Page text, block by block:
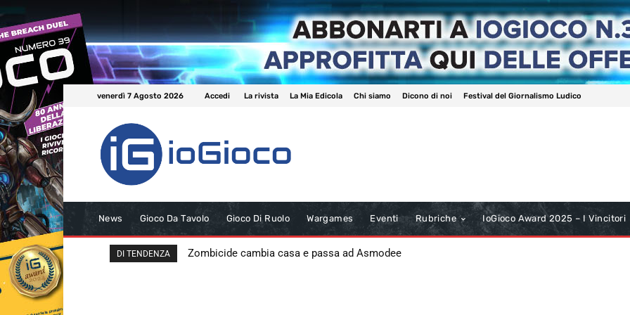
venerdì 7 Agosto 2026 Accedi La rivista La Mia Edicola Chi siamo Dicono di noi Festival del Giornalismo Ludico
News Gioco Da Tavolo Gioco Di Ruolo Wargames Eventi Rubriche IoGioco Award 2025 – I Vincitori
DI TENDENZA Zombicide cambia casa e passa ad Asmodee